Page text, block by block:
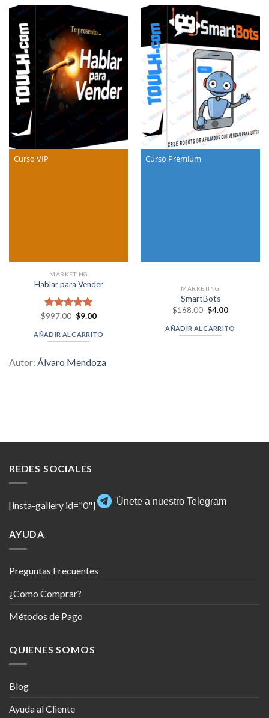
Curso VIP
MARKETING
Hablar para Vender
Valorado en
$997.00 Original
price
was:
$997.00.
$9.00Current
is:
$9.00.
AÑADIR AL CARRITO
Autor: Álvaro Mendoza
Curso Premium
MARKETING
SmartBots
$168.00 Original
price
was:
$168.00.
$4.00Current
is:
$4.00.
AÑADIR AL CARRITO
REDES SOCIALES
[insta-gallery id="0"] Únete a nuestro Telegram
AYUDA
Preguntas Frecuentes
¿Como Comprar?
Métodos de Pago
QUIENES SOMOS
Blog
Ayuda al Cliente